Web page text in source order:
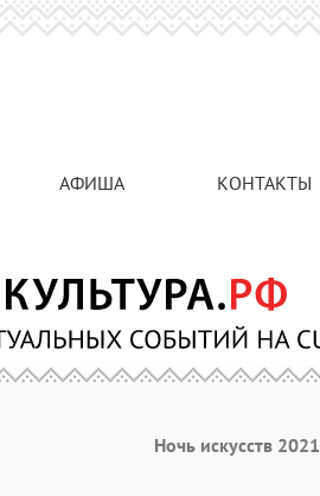
АФИША КОНТАКТЫ
Ночь искусств 2021